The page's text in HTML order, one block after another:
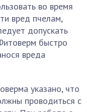
во время
вред пчелам,
допускать
быстро
вреда
указано, что
проводиться с